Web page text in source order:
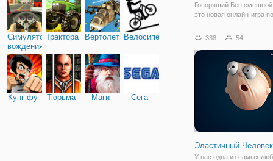
Симулятор
вождения
Трактора ВертолетыВелосипед
Кунг фу Тюрьма Маги Сега
Говорящий Бен
это новая онлайн-игра
детей. Маленькие дети
нашим прекрасным Бен,
его, коснуться его ног,
338 54
Эластичный Человек
У нас одна из самых